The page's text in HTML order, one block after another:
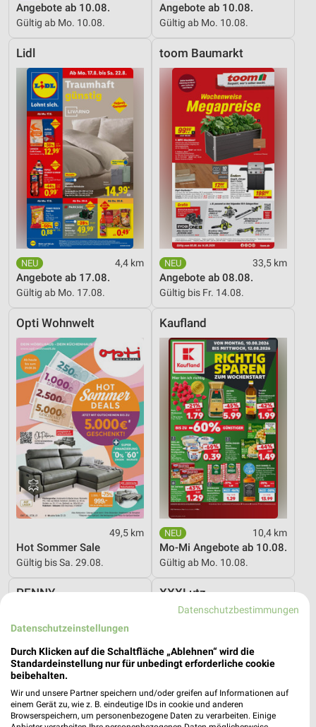
Angebote ab 10.08.
Gültig ab Mo. 10.08.
Angebote ab 10.08.
Gültig ab Mo. 10.08.
Lidl
4,4 km
Angebote ab 17.08.
Gültig ab Mo. 17.08.
toom Baumarkt
33,5 km
Angebote ab 08.08.
Gültig bis Fr. 14.08.
Opti Wohnwelt
49,5 km
Hot Sommer Sale
Gültig bis Sa. 29.08.
Kaufland
10,4 km
Mo-Mi Angebote ab 10.08.
Gültig ab Mo. 10.08.
PENNY XXXLutz
Datenschutzbestimmungen
Datenschutzeinstellungen
Durch Klicken auf die Schaltfläche „Ablehnen“ wird die
Standardeinstellung nur für unbedingt erforderliche cookie
beibehalten.
Wir und unsere Partner speichern und/oder greifen auf Informationen auf
einem Gerät zu, wie z. B. eindeutige IDs in cookie und anderen
Browserspeichern, um personenbezogene Daten zu verarbeiten. Einige